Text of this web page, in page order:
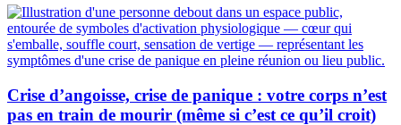
Crise d’angoisse, crise de panique : votre corps n’est
pas en train de mourir (même si c’est ce qu’il croit)